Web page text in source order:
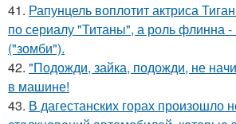
41. Рапунцель воплотит актриса
по сериалу "Титаны", а роль флинна
("зомби").
42. "Подожди, зайка, подожди, не
в машине!
43. В дагестанских горах произошло